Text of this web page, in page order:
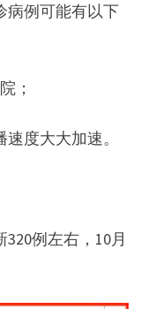
病例可能有以下
；
度大大加速。
例左右，10月